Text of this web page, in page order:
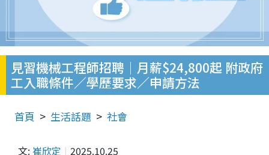
見習機械工程師招聘｜月薪$24,800起 附政府
工入職條件／學歷要求／申請方法
首頁 生活話題 社會
文: 崔欣定 2025.10.25